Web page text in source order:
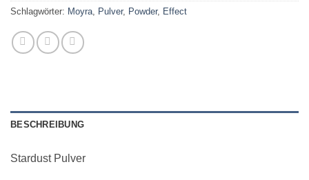
Schlagwörter: Moyra, Pulver, Powder, Effect
BESCHREIBUNG
Stardust Pulver